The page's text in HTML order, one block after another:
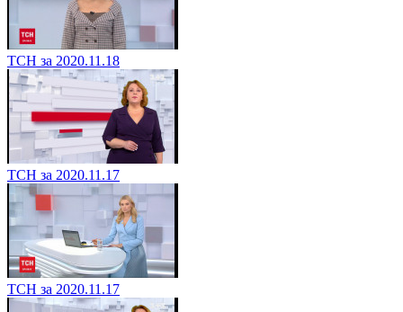
ТСН за 2020.11.18
ТСН за 2020.11.17
ТСН за 2020.11.17